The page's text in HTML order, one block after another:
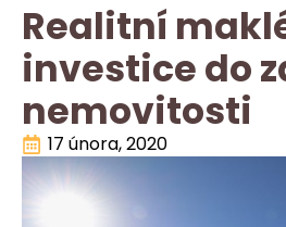
Realitní
investice do
nemovitosti
17 února, 2020